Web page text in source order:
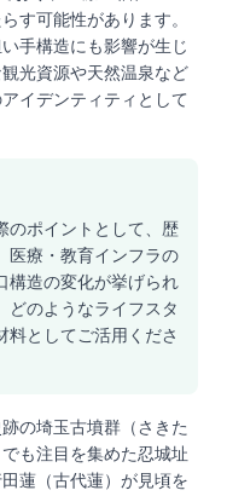
す可能性があります。
手構造にも影響が生じ
光資源や天然温泉など
イデンティティとして
のポイントとして、歴
医療・教育インフラの
構造の変化が挙げられ
どのようなライフスタ
料としてご活用くださ
の埼玉古墳群（さきた
も注目を集めた忍城址
蓮（古代蓮）が見頃を